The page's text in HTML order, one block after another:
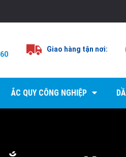
Giao hàng tận nơi:
ẮC QUY CÔNG NGHIỆP